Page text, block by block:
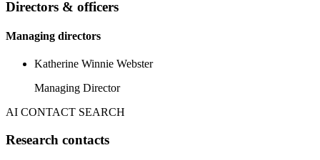
Directors & officers
Managing directors
Katherine Winnie Webster
Managing Director
AI CONTACT SEARCH
Research contacts